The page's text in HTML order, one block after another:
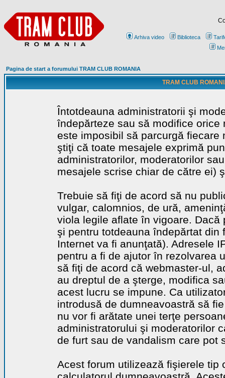
Arhiva video Biblioteca
Pagina de start a forumului TRAM CLUB ROMANIA
TRAM CLUB
Întotdeauna administratorii şi
îndepărteze sau să modifice
este imposibil să parcurgă
ştiţi că toate mesajele exprimă
administratorilor, moderatorilor
mesajele scrise chiar de către ei)
Trebuie să fiţi de acord să nu
vulgar, calomnios, de ură,
viola legile aflate în vigoare.
şi pentru totdeauna îndepărtat
Internet va fi anunţată). Adresele
pentru a fi de ajutor în rezolvarea
să fiţi de acord că webmaster-ul,
au dreptul de a şterge, modifica
acest lucru se impune. Ca
introdusă de dumneavoastră să
nu vor fi arătate unei terţe
administratorului şi moderatorilor
de furt sau de vandalism care pot
Acest forum utilizează fişierele tip